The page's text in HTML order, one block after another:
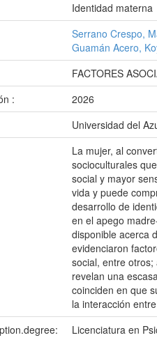
Identidad materna
Serrano Crespo,
Guamán Acero,
FACTORES
:
2026
Universidad del
La mujer, al
socioculturales
social y mayor
vida y puede
desarrollo de
en el apego
disponible acerca
evidenciaron
social, entre
revelan una
coinciden en que
la interacción
Licenciatura en